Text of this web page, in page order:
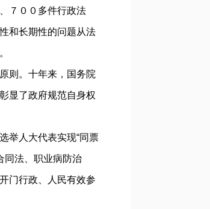
７００多件行政法
和长期性的问题从法
则。十年来，国务院
显了政府规范自身权
举人大代表实现“同票
同法、职业病防治
门行政、人民有效参